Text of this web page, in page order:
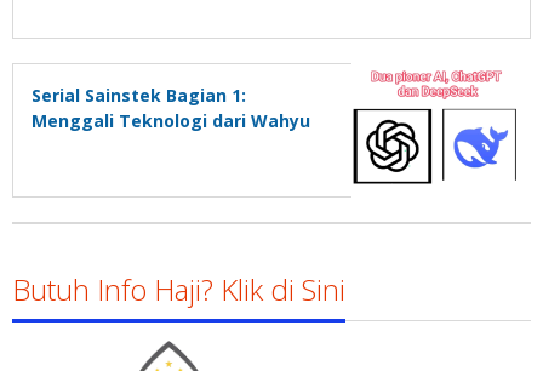
Serial Sainstek Bagian 1:
Menggali Teknologi dari Wahyu
Butuh Info Haji? Klik di Sini